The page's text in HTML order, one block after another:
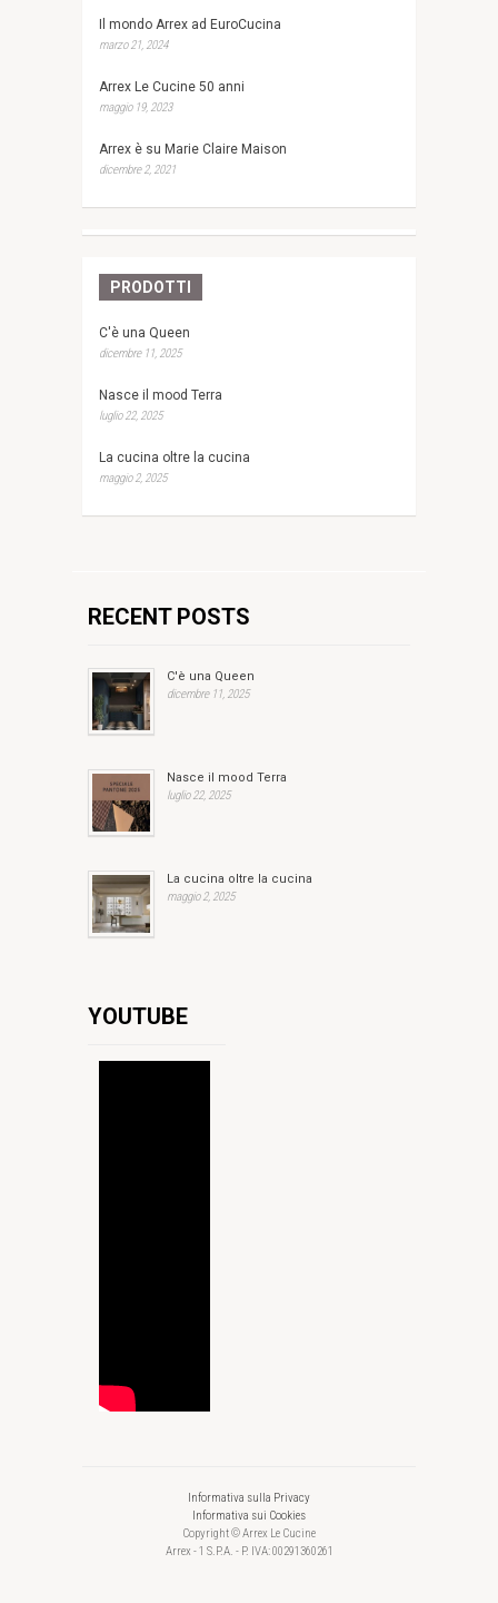
Il mondo Arrex ad EuroCucina
marzo 21, 2024
Arrex Le Cucine 50 anni
maggio 19, 2023
Arrex è su Marie Claire Maison
dicembre 2, 2021
PRODOTTI
C'è una Queen
dicembre 11, 2025
Nasce il mood Terra
luglio 22, 2025
La cucina oltre la cucina
maggio 2, 2025
RECENT POSTS
C'è una Queen
dicembre 11, 2025
Nasce il mood Terra
luglio 22, 2025
La cucina oltre la cucina
maggio 2, 2025
YOUTUBE
Informativa sulla Privacy
Informativa sui Cookies
Copyright © Arrex Le Cucine
Arrex - 1 S.P.A. - P. IVA: 00291360261